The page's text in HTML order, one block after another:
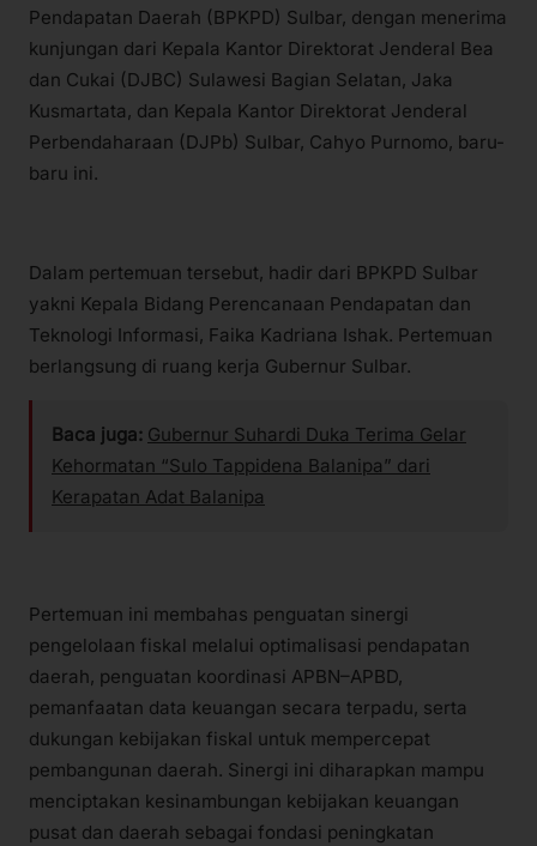
Pendapatan Daerah (BPKPD) Sulbar, dengan menerima
kunjungan dari Kepala Kantor Direktorat Jenderal Bea
dan Cukai (DJBC) Sulawesi Bagian Selatan, Jaka
Kusmartata, dan Kepala Kantor Direktorat Jenderal
Perbendaharaan (DJPb) Sulbar, Cahyo Purnomo, baru-
baru ini.
Dalam pertemuan tersebut, hadir dari BPKPD Sulbar
yakni Kepala Bidang Perencanaan Pendapatan dan
Teknologi Informasi, Faika Kadriana Ishak. Pertemuan
berlangsung di ruang kerja Gubernur Sulbar.
Baca juga: Gubernur Suhardi Duka Terima Gelar
Kehormatan “Sulo Tappidena Balanipa” dari
Kerapatan Adat Balanipa
Pertemuan ini membahas penguatan sinergi
pengelolaan fiskal melalui optimalisasi pendapatan
daerah, penguatan koordinasi APBN–APBD,
pemanfaatan data keuangan secara terpadu, serta
dukungan kebijakan fiskal untuk mempercepat
pembangunan daerah. Sinergi ini diharapkan mampu
menciptakan kesinambungan kebijakan keuangan
pusat dan daerah sebagai fondasi peningkatan